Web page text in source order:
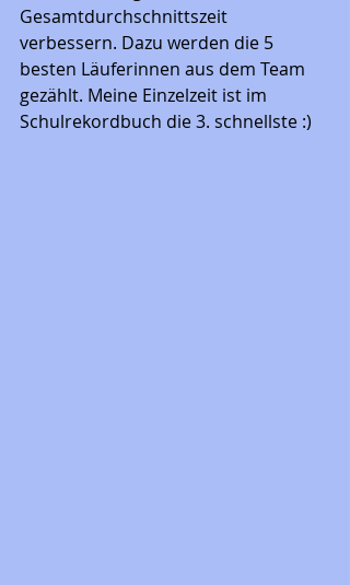
Gesamtdurchschnittszeit
verbessern. Dazu werden die 5
besten Läuferinnen aus dem Team
gezählt. Meine Einzelzeit ist im
Schulrekordbuch die 3. schnellste :)